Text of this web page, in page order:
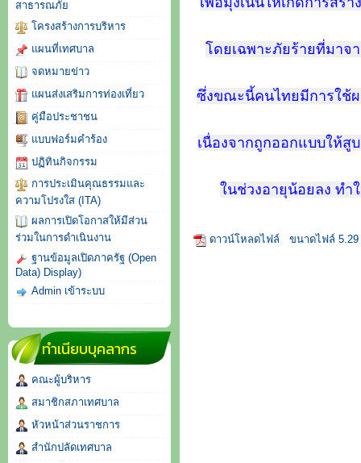
สาธารณภัย
โครงสร้างการบริหาร
แผนที่เทศบาล
จดหมายข่าว
แผนส่งเสริมการท่องเที่ยว
คู่มือประชาชน
แบบฟอร์มคำร้อง
ปฏิทินกิจกรรม
การประเมินคุณธรรมและ
ความโปรงใส (ITA)
ผลการเปิดโอกาสให้มีส่วน
ร่วมในการดำเนินงาน
ฐานข้อมูลเปิดภาครัฐ (Open
Data) Display)
Admin เข้าระบบ
ทำเนียบบุคลากร
คณะผู้บริหาร
สมาชิกสภาเทศบาล
หัวหน้าส่วนราชการ
สำนักปลัดเทศบาล
โดยเฉพาะภัยร้ายที่มาจ
ซึ่งขณะนี้คนไทยมีการใช้
เนื่องจากถูกออกแบบให้สู
ในช่วงอายุน้อยลง ทำ
ดาวน์โหลดไฟล์ ขนาดไฟล์ 5.29